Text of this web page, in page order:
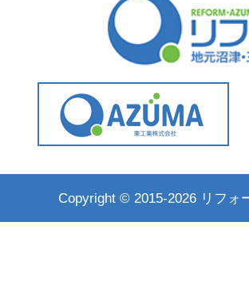
Copyright © 2015-2026 リフォ